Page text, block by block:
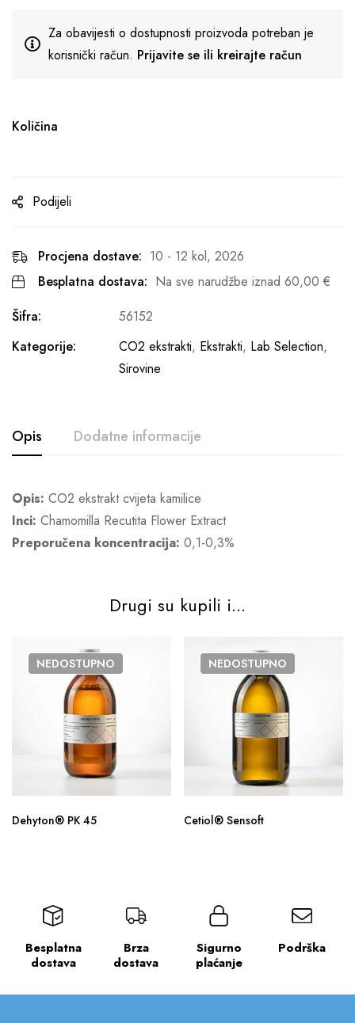
Za obavijesti o dostupnosti proizvoda potreban je
korisnički račun. Prijavite se ili kreirajte račun
Količina
Podijeli
Procjena dostave: 10 - 12 kol, 2026
Besplatna dostava: Na sve narudžbe iznad 60,00 €
Šifra:
56152
Kategorije:
CO2 ekstrakti, Ekstrakti, Lab Selection,
Sirovine
Opis Dodatne informacije
Opis: CO2 ekstrakt cvijeta kamilice
Inci: Chamomilla Recutita Flower Extract
Preporučena koncentracija: 0,1-0,3%
Drugi su kupili i...
NEDOSTUPNO
Dehyton® PK 45
NEDOSTUPNO
Cetiol® Sensoft
Besplatna
dostava
Brza
dostava
Sigurno
plaćanje
Podrška